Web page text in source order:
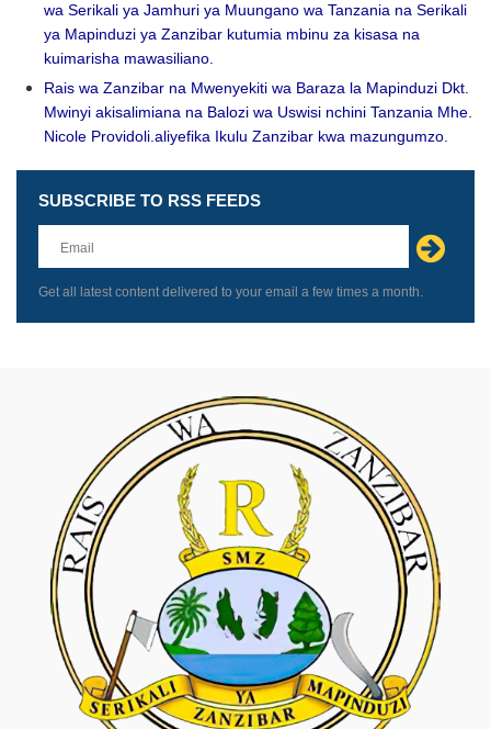
wa Serikali ya Jamhuri ya Muungano wa Tanzania na Serikali
ya Mapinduzi ya Zanzibar kutumia mbinu za kisasa na
kuimarisha mawasiliano.
Rais wa Zanzibar na Mwenyekiti wa Baraza la Mapinduzi Dkt.
Mwinyi akisalimiana na Balozi wa Uswisi nchini Tanzania Mhe.
Nicole Providoli.aliyefika Ikulu Zanzibar kwa mazungumzo.
Leave
this
field
blank
SUBSCRIBE TO RSS FEEDS
Get all latest content delivered to your email a few times a month.